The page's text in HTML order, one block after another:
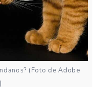
(Foto de Adobe